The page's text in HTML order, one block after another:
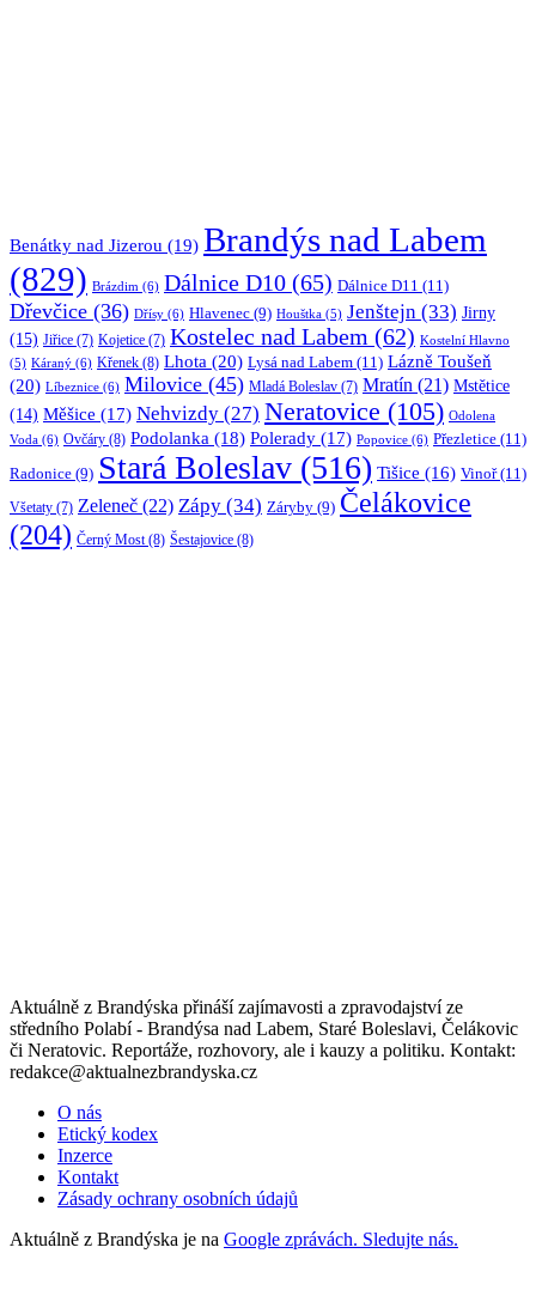
Benátky nad Jizerou (19) Brandýs nad Labem
(829) Brázdim (6) Dálnice D10 (65) Dálnice D11 (11)
Dřevčice (36) Dřísy (6) Hlavenec (9) Houštka (5) Jenštejn (33) Jirny
(15) Jiřice (7) Kojetice (7) Kostelec nad Labem (62) Kostelní Hlavno
(5) Káraný (6) Křenek (8) Lhota (20) Lysá nad Labem (11) Lázně Toušeň
(20) Líbeznice (6) Milovice (45) Mladá Boleslav (7) Mratín (21) Mstětice
(14) Měšice (17) Nehvizdy (27) Neratovice (105) Odolena
Voda (6) Ovčáry (8) Podolanka (18) Polerady (17) Popovice (6) Přezletice (11)
Radonice (9) Stará Boleslav (516) Tišice (16) Vinoř(11)
Všetaty (7) Zeleneč (22) Zápy (34) Záryby (9) Čelákovice
(204) Černý Most (8) Šestajovice (8)
Aktuálně z Brandýska přináší zajímavosti a zpravodajství ze
středního Polabí - Brandýsa nad Labem, Staré Boleslavi, Čelákovic
či Neratovic. Reportáže, rozhovory, ale i kauzy a politiku. Kontakt:
redakce@aktualnezbrandyska.cz
O nás
Etický kodex
Inzerce
Kontakt
Zásady ochrany osobních údajů
Aktuálně z Brandýska je na Google zprávách. Sledujte nás.